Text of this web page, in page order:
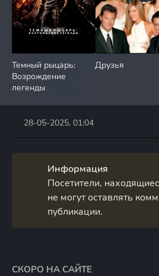
Темный рыцарь:
Возрождение
легенды
Друзья
28-05-2025, 01:04
Информация
Посетители,
не могут оставлять
публикации.
СКОРО НА САЙТЕ